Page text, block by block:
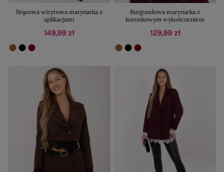
Brązowa wizytowa marynarka z
aplikacjami
149,99 zł
Burgundowa marynarka z
koronkowym wykończeniem
129,99 zł